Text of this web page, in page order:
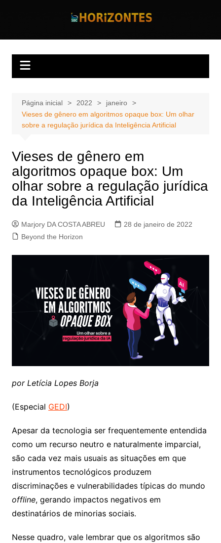
Horizontes
Página inicial 2022
janeiro
Vieses de gênero em algoritmos opaque box: Um olhar
sobre a regulação jurídica da Inteligência Artificial
Vieses de gênero em
algoritmos opaque box: Um
olhar sobre a regulação jurídica
da Inteligência Artificial
Marjory DA COSTA ABREU
28 de janeiro de 2022
Beyond the Horizon
por Letícia Lopes Borja
(Especial GEDI)
Apesar da tecnologia ser frequentemente entendida
como um recurso neutro e naturalmente imparcial,
são cada vez mais usuais as situações em que
instrumentos tecnológicos produzem
discriminações e vulnerabilidades típicas do mundo
offline, gerando impactos negativos em
destinatários de minorias sociais.
Nesse quadro, vale lembrar que os algoritmos são